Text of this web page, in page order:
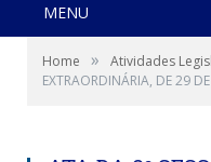
MENU
Home » Atividades
EXTRAORDINÁRIA, DE 29